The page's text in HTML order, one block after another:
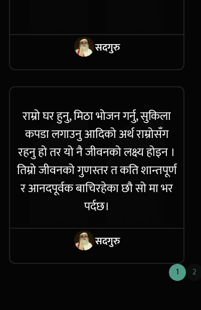
सदगुरु
राम्रो घर हुनु, मिठा भोजन गर्नु, सुकिला
कपडा लगाउनु आदिको अर्थ राम्रोसँग
रहनु हो तर यो नै जीवनको लक्ष्य होइन ।
तिम्रो जीवनको गुणस्तर त कति शान्तपूर्ण
र आनदपूर्वक बाचिरहेका छौ सो मा भर
पर्दछ।
सदगुरु
1 2